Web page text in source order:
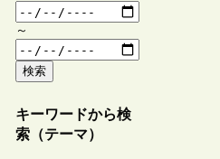
～
検索
キーワードから検
索（テーマ）